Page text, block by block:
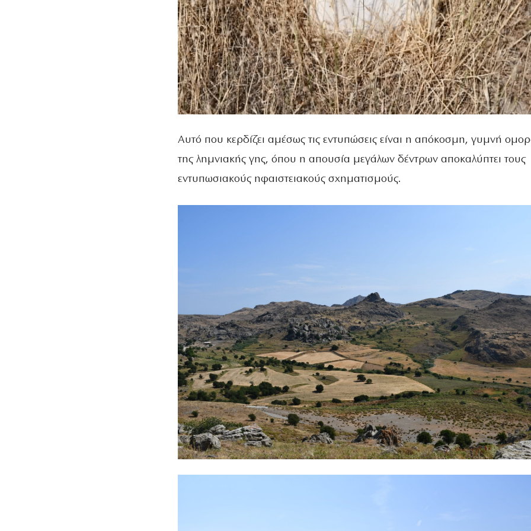
Αυτό που κερδίζει αμέσως τις εντυπώσεις είναι η απόκοσμη, γυμνή
της λημνιακής γης, όπου η απουσία μεγάλων δέντρων αποκαλύπτει τους
εντυπωσιακούς ηφαιστειακούς σχηματισμούς.